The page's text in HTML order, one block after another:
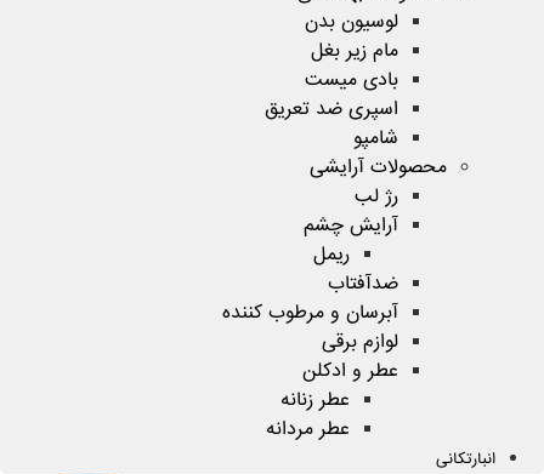
لوسیون بدن
مام زیر بغل
بادی میست
اسپری ضد تعریق
شامپو
محصولات آرایشی
رژ لب
آرایش چشم
ریمل
ضدآفتاب
آبرسان و مرطوب کننده
لوازم برقی
عطر و ادکلن
عطر زنانه
عطر مردانه
انبارتکانی